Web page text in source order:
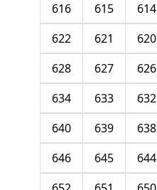
614
615
616
620
621
622
626
627
628
632
633
634
638
639
640
644
645
646